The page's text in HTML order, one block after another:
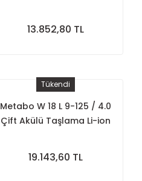
13.852,80 TL
Tükendi
Metabo W 18 L 9-125 / 4.0
Çift Akülü Taşlama Li-ion
19.143,60 TL